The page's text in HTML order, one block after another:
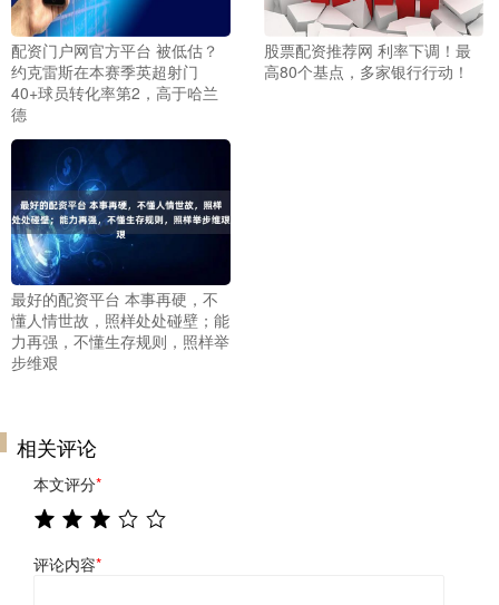
配资门户网官方平台 被低估？
约克雷斯在本赛季英超射门
40+球员转化率第2，高于哈兰
德
股票配资推荐网 利率下调！最
高80个基点，多家银行行动！
最好的配资平台 本事再硬，不
懂人情世故，照样处处碰壁；能
力再强，不懂生存规则，照样举
步维艰
相关评论
本文评分*
评论内容*